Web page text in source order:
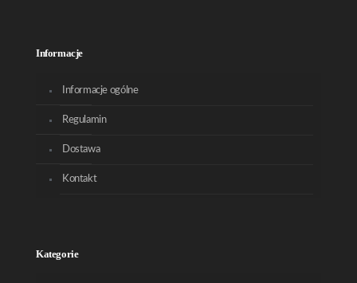
Informacje
Informacje ogólne
Regulamin
Dostawa
Kontakt
Kategorie